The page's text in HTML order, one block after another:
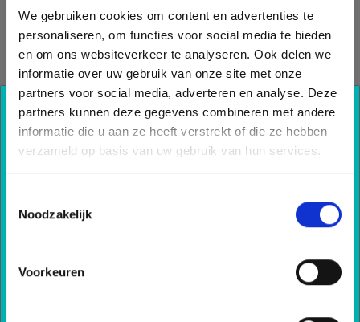
We gebruiken cookies om content en advertenties te
personaliseren, om functies voor social media te bieden
en om ons websiteverkeer te analyseren. Ook delen we
informatie over uw gebruik van onze site met onze
partners voor social media, adverteren en analyse. Deze
partners kunnen deze gegevens combineren met andere
informatie die u aan ze heeft verstrekt of die ze hebben
verzameld op basis van uw gebruik van hun services.
Noodzakelijk
Voorkeuren
werd aangepast aan de huidige eisen en aan
de wens van medewerkers om het
binnenklimaat te verbeteren. Er is een
nieuwe klimaatkast toegepast en er zijn ter
ondersteuning 17 ClimaRad ventilatie-units
geplaatst. Om dit te kunnen realiseren
waren wel wat bouwkundige ingrepen nodig.
Ook profiteren van onze
kennis?